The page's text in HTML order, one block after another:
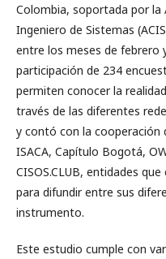
Colombia, soportada por la
Ingeniero de Sistemas
entre los meses de febrero
participación de 234
permiten conocer la
través de las diferentes
y contó con la cooperación
ISACA, Capítulo Bogotá,
CISOS.CLUB, entidades
para difundir entre sus
instrumento.
Este estudio cumple con